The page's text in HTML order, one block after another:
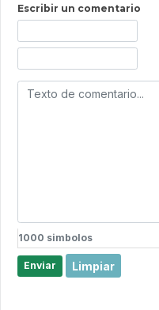
Escribir un comentario
1000 simbolos
Enviar Limpiar